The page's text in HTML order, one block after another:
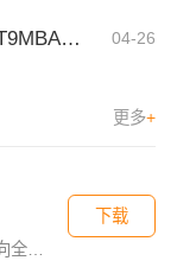
YSL千人千色T9T9T9T9T9MBA！揭秘背后的设计秘密，难怪网友都在疯传！ 04-26
更多+
qooapp官方版是一款面向全球的二次元游戏资讯平台，它融合玩家社群、媒体资讯、游戏商店于一体，旨在汇聚全球热爱ACG的玩家，为他们创造有趣有爱有价值的产品和服务。为二次元游戏爱好者提供上万款游戏下载
下载